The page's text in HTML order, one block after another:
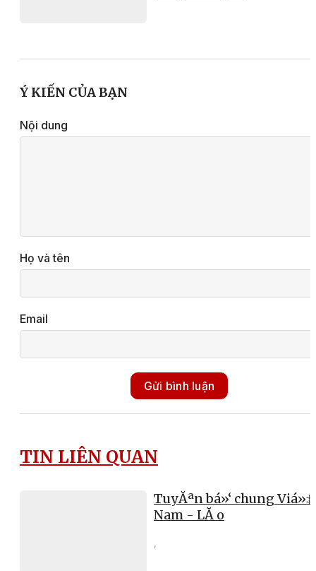
Ý KIẾN CỦA BẠN
Nội dung
Họ và tên
Email
Gửi bình luận
TIN LIÊN QUAN
TuyĂªn bá»‘ chung
Nam - LĂ o
,